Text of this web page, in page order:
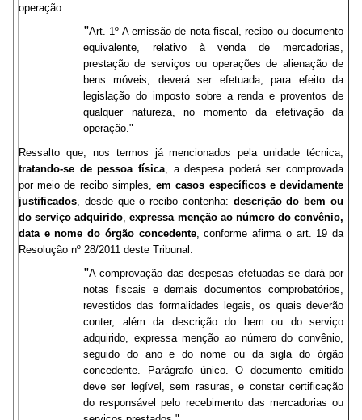
operação:
"Art. 1º A emissão de nota fiscal, recibo ou documento
equivalente, relativo à venda de mercadorias,
prestação de serviços ou operações de alienação de
bens móveis, deverá ser efetuada, para efeito da
legislação do imposto sobre a renda e proventos de
qualquer natureza, no momento da efetivação da
operação."
Ressalto que, nos termos já mencionados pela unidade técnica,
tratando-se de pessoa física, a despesa poderá ser comprovada
por meio de recibo simples,em casos específicos e devidamente
justificados , desde que o recibo contenha: descrição do bem ou
do serviço adquirido ,expressa menção ao número do convênio,
data e nome do órgão concedente, conforme afirma o art. 19 da
Resolução nº 28/2011 deste Tribunal:
"A comprovação das despesas efetuadas se dará por
notas fiscais e demais documentos comprobatórios,
revestidos das formalidades legais, os quais deverão
conter, além da descrição do bem ou do serviço
adquirido, expressa menção ao número do convênio,
seguido do ano e do nome ou da sigla do órgão
concedente. Parágrafo único. O documento emitido
deve ser legível, sem rasuras, e constar certificação
do responsável pelo recebimento das mercadorias ou